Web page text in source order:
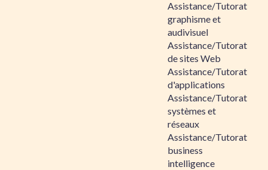
Assistance/Tutorat
graphisme et
audivisuel
Assistance/Tutorat
de sites Web
Assistance/Tutorat
d'applications
Assistance/Tutorat
systèmes et
réseaux
Assistance/Tutorat
business
intelligence